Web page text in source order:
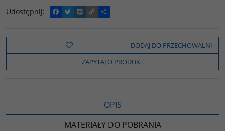
Udostępnij:
F
a
e
o
k
T
w
t
t
e
W
y
o
C
o
y
i
n
k
P
o
z
e
l
s
DODAJ DO PRZECHOWALNI
ZAPYTAJ O PRODUKT
OPIS
MATERIAŁY DO POBRANIA